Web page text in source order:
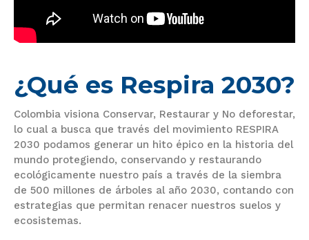
¿Qué es Respira 2030?
Colombia visiona Conservar, Restaurar y No deforestar,
lo cual a busca que través del movimiento RESPIRA
2030 podamos generar un hito épico en la historia del
mundo protegiendo, conservando y restaurando
ecológicamente nuestro país a través de la siembra
de 500 millones de árboles al año 2030, contando con
estrategias que permitan renacer nuestros suelos y
ecosistemas.